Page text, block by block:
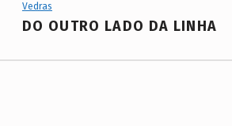
Vedras
DO OUTRO LADO DA LINHA